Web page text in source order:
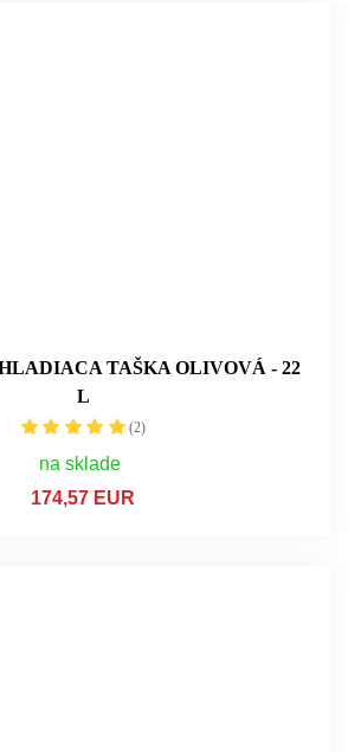
TAŠKA OLIVOVÁ - 22
L
(2)
na sklade
174,57 EUR